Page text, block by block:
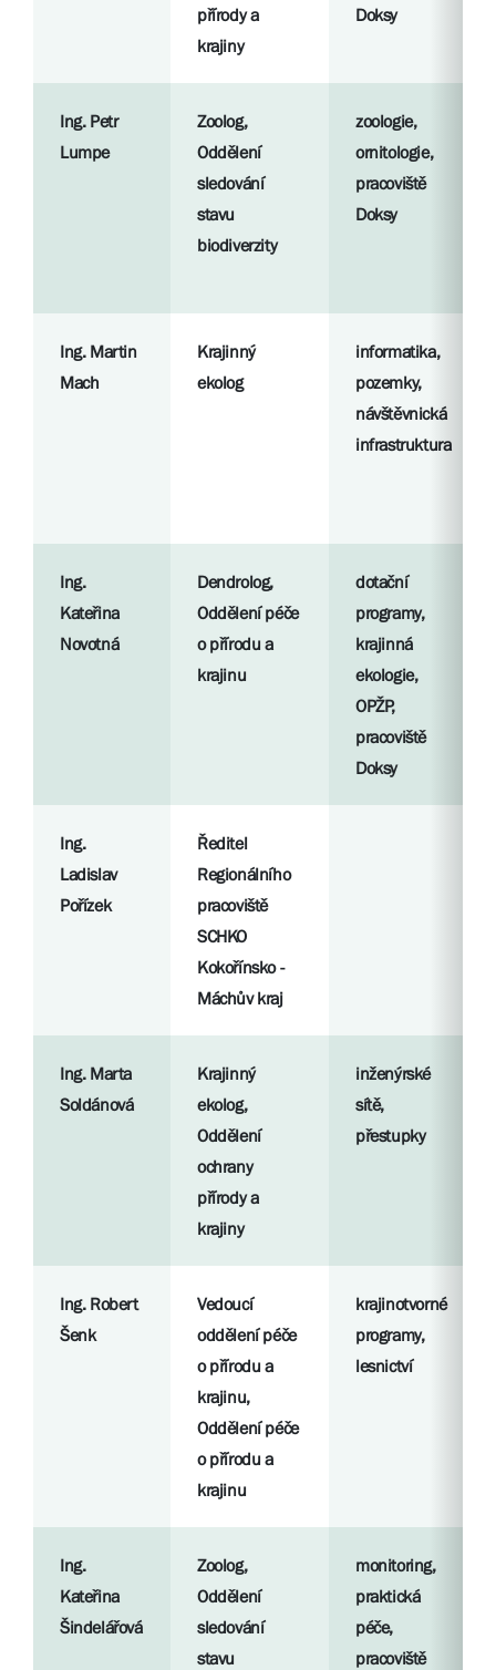
přírody a
krajiny
Doksy
Ing. Petr
Lumpe
Zoolog,
Oddělení
sledování
stavu
biodiverzity
zoologie,
ornitologie,
pracoviště
Doksy
Ing. Martin
Mach
Krajinný
ekolog
informatika,
pozemky,
návštěvnická
infrastruktura
Ing.
Kateřina
Novotná
Dendrolog,
Oddělení péče
o přírodu a
krajinu
dotační
programy,
krajinná
ekologie,
OPŽP,
pracoviště
Doksy
Ing.
Ladislav
Pořízek
Ředitel
Regionálního
pracoviště
SCHKO
Kokořínsko -
Máchův kraj
Ing. Marta
Soldánová
Krajinný
ekolog,
Oddělení
ochrany
přírody a
krajiny
inženýrské
sítě,
přestupky
Ing. Robert
Šenk
Vedoucí
oddělení péče
o přírodu a
krajinu,
Oddělení péče
o přírodu a
krajinu
krajinotvorné
programy,
lesnictví
Ing.
Kateřina
Šindelářová
Zoolog,
Oddělení
sledování
stavu
monitoring,
praktická
péče,
pracoviště